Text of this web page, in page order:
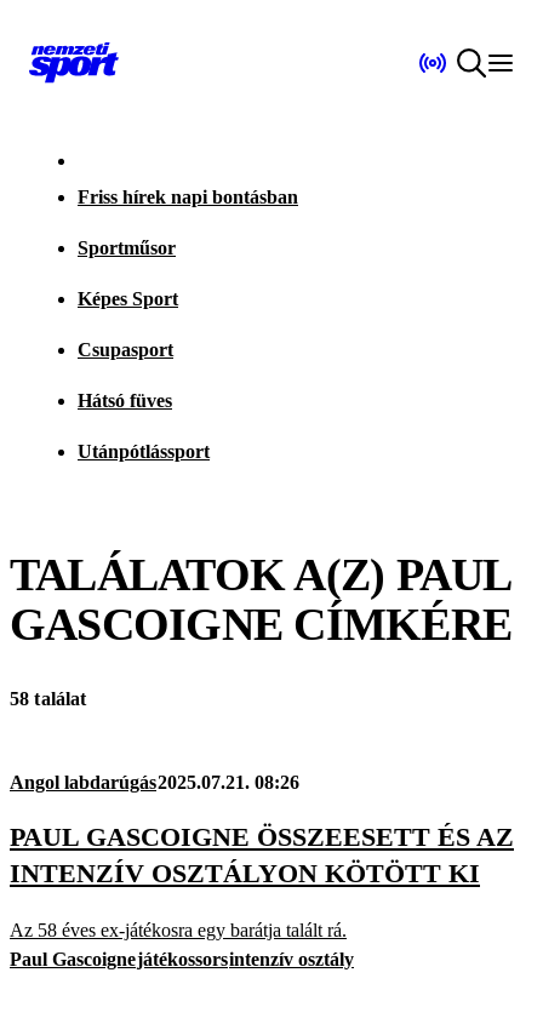
Friss hírek napi bontásban
Sportműsor
Képes Sport
Csupasport
Hátsó füves
Utánpótlássport
TALÁLATOK A(Z) PAUL
GASCOIGNE CÍMKÉRE
58 találat
Angol labdarúgás2025.07.21. 08:26
PAUL GASCOIGNE ÖSSZEESETT ÉS AZ
INTENZÍV OSZTÁLYON KÖTÖTT KI
Az 58 éves ex-játékosra egy barátja talált rá.
Paul Gascoignejátékossorsintenzív osztály